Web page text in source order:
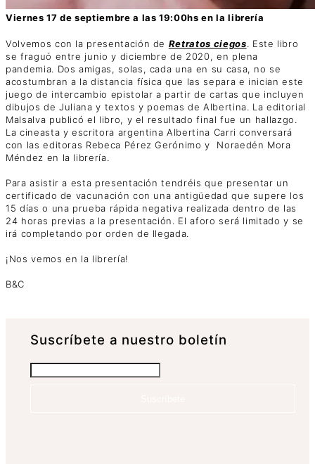
Viernes 17 de septiembre a las 19:00hs en la librería
Volvemos con la presentación de Retratos ciegos. Este libro
se fraguó entre junio y diciembre de 2020, en plena
pandemia. Dos amigas, solas, cada una en su casa, no se
acostumbran a la distancia física que las separa e inician este
juego de intercambio epistolar a partir de cartas que incluyen
dibujos de Juliana y textos y poemas de Albertina. La editorial
Malsalva publicó el libro, y el resultado final fue un hallazgo.
La cineasta y escritora argentina Albertina Carri conversará
con las editoras Rebeca Pérez Gerónimo y Noraedén Mora
Méndez en la librería.
Para asistir a esta presentación tendréis que presentar un
certificado de vacunación con una antigüedad que supere los
15 días o una prueba rápida negativa realizada dentro de las
24 horas previas a la presentación. El aforo será limitado y se
irá completando por orden de llegada.
¡Nos vemos en la librería!
B&C
Suscrí­bete a nuestro boletín